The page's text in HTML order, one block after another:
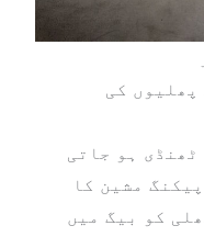
پھلیوں کی
ہو جاتی
مشین کا
کو بیگ میں